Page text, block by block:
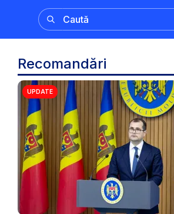
Recomandări
UPDATE